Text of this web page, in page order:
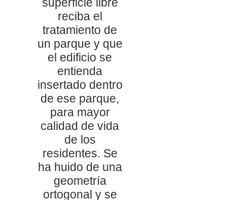
reciba el
tratamiento de
un parque y que
el edificio se
entienda
insertado dentro
de ese parque,
para mayor
calidad de vida
de los
residentes. Se
ha huido de una
geometría
ortogonal y se